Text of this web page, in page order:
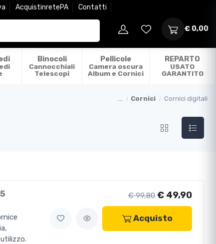
AcquistinretePA Contatti
€ 0,00
Binocoli
Cannocchiali
Telescopi
Pellicole
Camera oscura
Album e Cornici
REPARTO
USATO
GARANTITO
Cornici Cornici digitali
€ 99,80 € 49,90
Acquisto